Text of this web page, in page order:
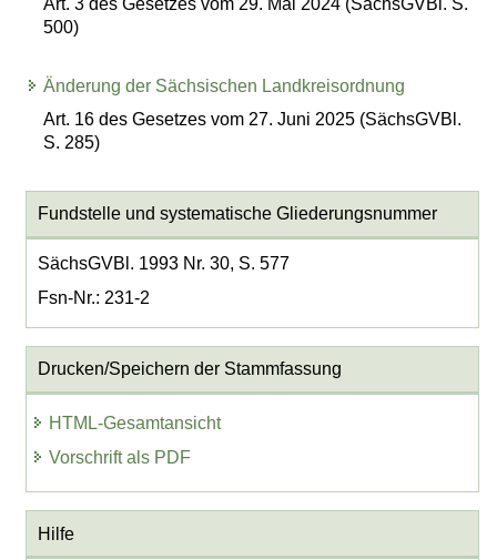
Art. 3 des Gesetzes vom 29. Mai 2024 (SächsGVBl. S.
500)
Änderung der Sächsischen Landkreisordnung
Art. 16 des Gesetzes vom 27. Juni 2025 (SächsGVBl.
S. 285)
Fundstelle und systematische Gliederungsnummer
SächsGVBl. 1993 Nr. 30, S. 577
Fsn-Nr.: 231-2
Drucken/Speichern der Stammfassung
HTML-Gesamtansicht
Vorschrift als PDF
Hilfe